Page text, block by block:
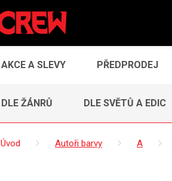
AKCE A SLEVY PŘEDPRODEJ
DLE ŽÁNRŮ DLE SVĚTŮ A EDIC
Úvod Autoři barvy A